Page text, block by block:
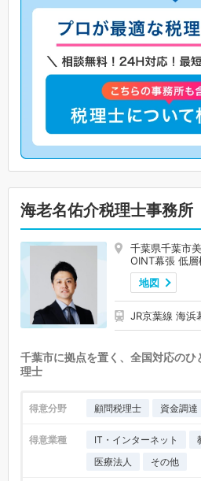
海老名佑介税理士事務所
千葉県千葉市
OINT幕張 低層
地図
JR京葉線 海浜
千葉市に拠点を置く、全国対応の
理士
得意分野 顧問税理士 資金調達
得意業種 IT・インターネット
医療法人
その他